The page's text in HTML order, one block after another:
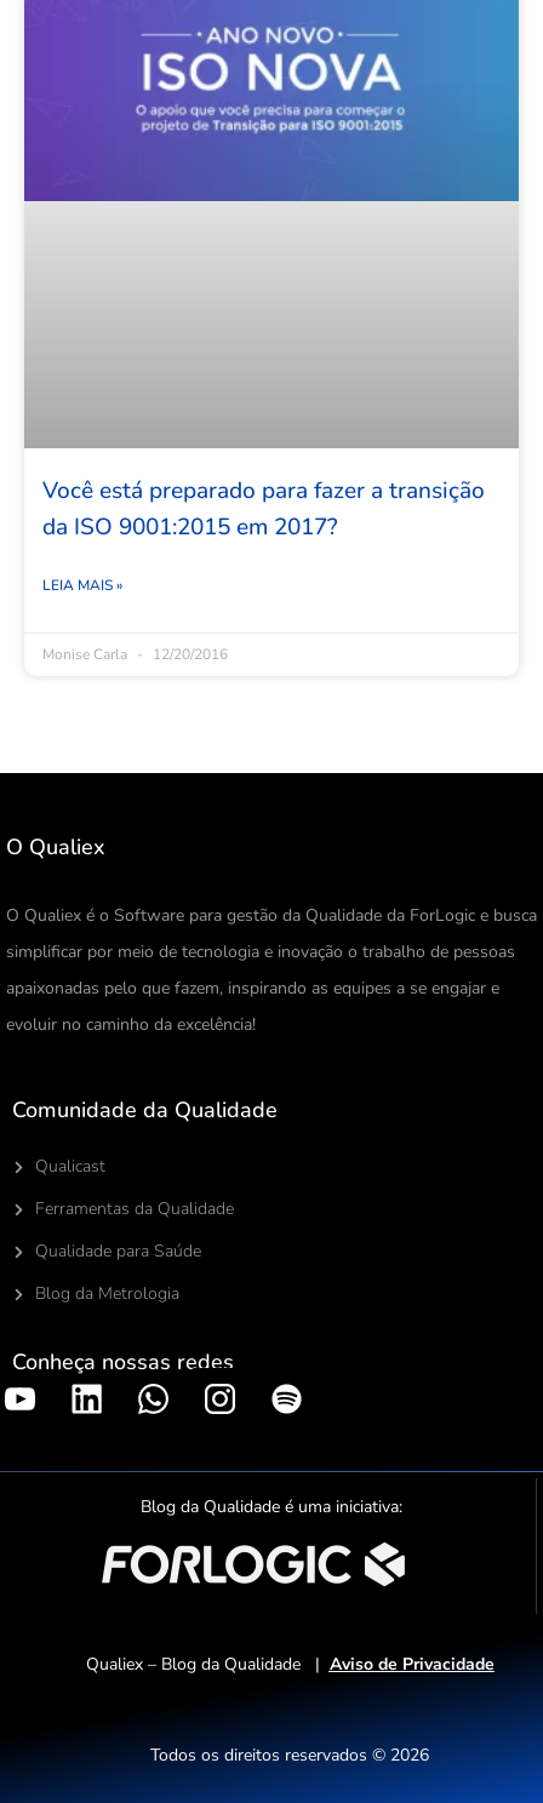
Você está preparado para fazer a transição
da ISO 9001:2015 em 2017?
LEIA MAIS »
Monise Carla 12/20/2016
O Qualiex
O Qualiex é o Software para gestão da Qualidade da ForLogic e busca
simplificar por meio de tecnologia e inovação o trabalho de pessoas
apaixonadas pelo que fazem, inspirando as equipes a se engajar e
evoluir no caminho da excelência!
Comunidade da Qualidade
Qualicast
Ferramentas da Qualidade
Qualidade para Saúde
Blog da Metrologia
Conheça nossas redes
S
o
t
i
f
y
Blog da Qualidade é uma iniciativa:
Qualiex – Blog da Qualidade | Aviso de Privacidade
Todos os direitos reservados © 2026